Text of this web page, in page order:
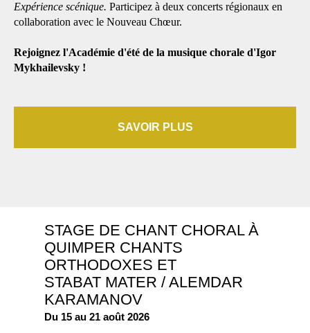
Expérience scénique. Participez à deux concerts régionaux en
collaboration avec le Nouveau Chœur.
Rejoignez l'Académie d'été de la musique chorale d'Igor
Mykhailevsky !
SAVOIR PLUS
Du 15 au 21 août 2026
STAGE DE CHANT CHORAL À
QUIMPER CHANTS
ORTHODOXES ET
STABAT MATER / ALEMDAR
KARAMANOV